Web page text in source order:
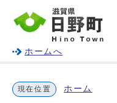
ホームへ
現在位置 ホーム